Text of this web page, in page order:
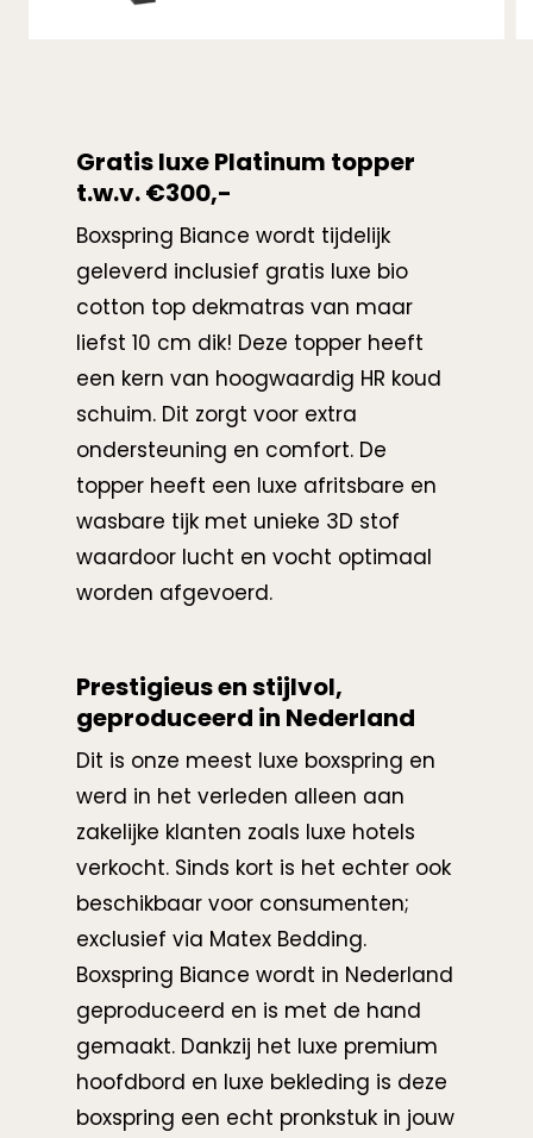
Gratis luxe Platinum topper
t.w.v. €300,-
Boxspring Biance wordt tijdelijk
geleverd inclusief gratis luxe bio
cotton top dekmatras van maar
liefst 10 cm dik! Deze topper heeft
een kern van hoogwaardig HR koud
schuim. Dit zorgt voor extra
ondersteuning en comfort. De
topper heeft een luxe afritsbare en
wasbare tijk met unieke 3D stof
waardoor lucht en vocht optimaal
worden afgevoerd.
Prestigieus en stijlvol,
geproduceerd in Nederland
Dit is onze meest luxe boxspring en
werd in het verleden alleen aan
zakelijke klanten zoals luxe hotels
verkocht. Sinds kort is het echter ook
beschikbaar voor consumenten;
exclusief via Matex Bedding.
Boxspring Biance wordt in Nederland
geproduceerd en is met de hand
gemaakt. Dankzij het luxe premium
hoofdbord en luxe bekleding is deze
boxspring een echt pronkstuk in jouw